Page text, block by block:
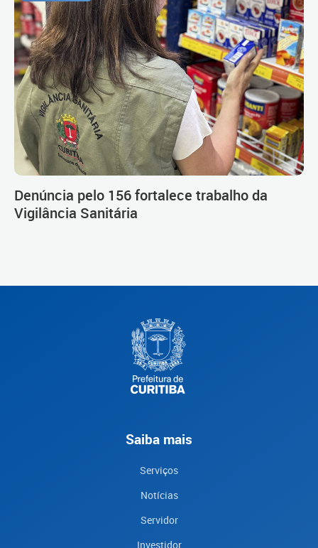
Denúncia pelo 156 fortalece trabalho da
Vigilância Sanitária
Saiba mais
Serviços
Notícias
Servidor
Investidor